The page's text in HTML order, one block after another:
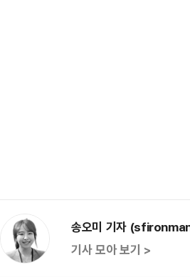
송오미 기자
기사 모아 보기 >